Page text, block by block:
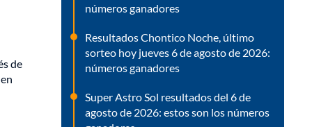
de
números ganadores
Resultados Chontico Noche, último
sorteo hoy jueves 6 de agosto de 2026:
números ganadores
Super Astro Sol resultados del 6 de
agosto de 2026: estos son los números